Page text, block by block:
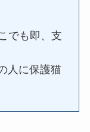
でも即、支
人に保護猫